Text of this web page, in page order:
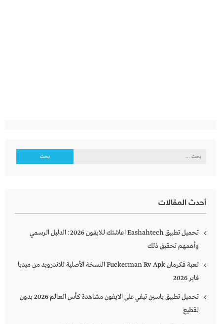
البحث
أحدث المقالات
تحميل تطبيق Eashahtech اعاشتك للايفون 2026: الدليل الرسمي
وأهمهم تحقيق ذلك
لعبة فكرمان Fuckerman Rv Apk النسخة الأصلية للاندرويد من ميديا
فاير 2026
تحميل تطبيق ياسين تيفي على الايفون مشاهدة كأس العالم 2026 بدون
تقطيع